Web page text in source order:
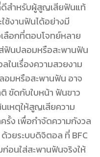
ดีสำหรับผู้สูญเสียฟันแท้
ช้งานฟันได้อย่างมี
ลือกที่ตอบโจทย์หลาย
ฟันปลอมหรือสะพานฟัน
ในเรื่องความสวยงาม
อมหรือสะพานฟัน อาจ
ขัดกับใบหน้า ฟันขาว
เหตุให้สูญเสียความ
รั้ง เพื่อกำจัดความกังวล
วยระบบดิจิตอล ที่ BFC
อนใส่สะพานฟันจริงให้